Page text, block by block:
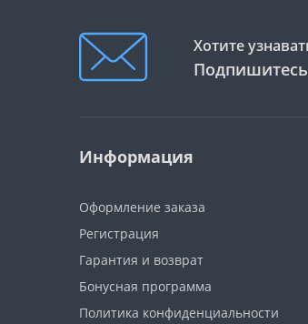
Хотите
Информация
Оформление заказа
Регистрация
Гарантия и возврат
Бонусная программа
Политика конфиденциальности